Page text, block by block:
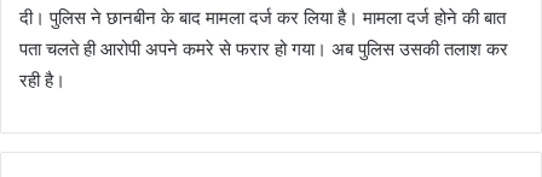
दी। पुलिस ने छानबीन के बाद मामला दर्ज कर लिया है। मामला दर्ज होने की बात
पता चलते ही आरोपी अपने कमरे से फरार हो गया। अब पुलिस उसकी तलाश कर
रही है।